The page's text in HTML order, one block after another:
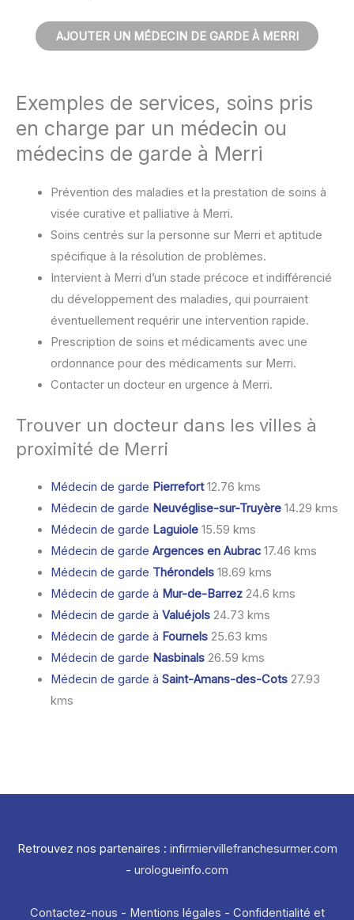
AJOUTER UN MÉDECIN DE GARDE À MERRI
Exemples de services, soins pris
en charge par un médecin ou
médecins de garde à Merri
Prévention des maladies et la prestation de soins à
visée curative et palliative à Merri.
Soins centrés sur la personne sur Merri et aptitude
spécifique à la résolution de problèmes.
Intervient à Merri d’un stade précoce et indifférencié
du développement des maladies, qui pourraient
éventuellement requérir une intervention rapide.
Prescription de soins et médicaments avec une
ordonnance pour des médicaments sur Merri.
Contacter un docteur en urgence à Merri.
Trouver un docteur dans les villes à
proximité de Merri
Médecin de garde Pierrefort12.76 kms
Médecin de garde Neuvéglise-sur-Truyère14.29 kms
Médecin de garde Laguiole15.59 kms
Médecin de garde Argences en Aubrac17.46 kms
Médecin de garde Thérondels18.69 kms
Médecin de garde à Mur-de-Barrez24.6 kms
Médecin de garde à Valuéjols24.73 kms
Médecin de garde à Fournels25.63 kms
Médecin de garde Nasbinals26.59 kms
Médecin de garde à Saint-Amans-des-Cots27.93
kms
Retrouvez nos partenaires : infirmiervillefranchesurmer.com
- urologueinfo.com
Contactez-nous - Mentions légales - Confidentialité et